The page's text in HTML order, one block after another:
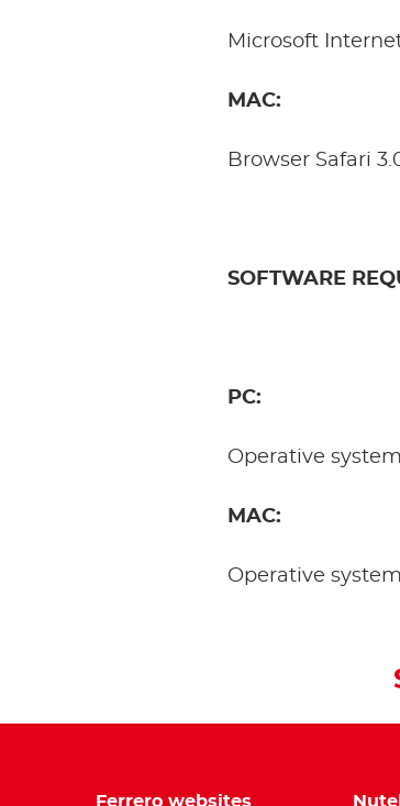
Microsoft
MAC:
Browser Safari
SOFTWARE
PC:
Operative
MAC:
Operative
Ferrero websites